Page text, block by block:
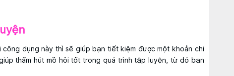
dụng này thì sẽ giúp bạn tiết kiệm được một khoản chi
thấm hút mồ hôi tốt trong quá trình tập luyện, từ đó bạn